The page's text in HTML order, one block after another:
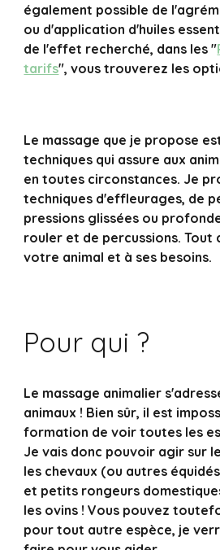
également possible de
ou d'application d'huiles
de l'effet recherché, dans les "
tarifs", vous trouverez les
Le massage que je propose
techniques qui assure aux
en toutes circonstances. Je
techniques d'effleurages, de
pressions glissées ou
rouler et de percussions. Tout
votre animal et à ses besoins.
Pour qui ?
Le massage animalier
animaux ! Bien sûr, il est
formation de voir toutes les
Je vais donc pouvoir agir sur
les chevaux (ou autres
et petits rongeurs
les ovins ! Vous pouvez
pour tout autre espèce, je